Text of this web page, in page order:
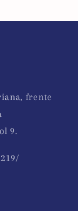
frente
9.